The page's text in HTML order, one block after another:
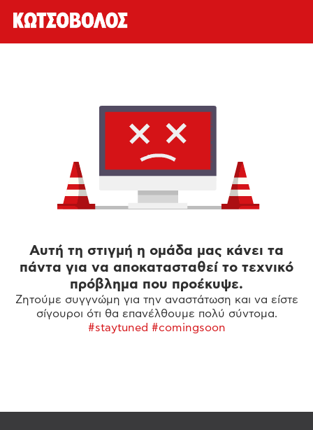
Αυτή τη στιγμή η ομάδα μας κάνει τα
πάντα για να αποκατασταθεί το τεχνικό
πρόβλημα που προέκυψε.
Ζητούμε συγγνώμη για την αναστάτωση και να είστε
σίγουροι ότι θα επανέλθουμε πολύ σύντομα.
#staytuned #comingsoon